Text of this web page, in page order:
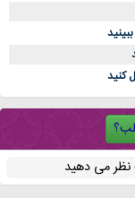
نظر می دهید